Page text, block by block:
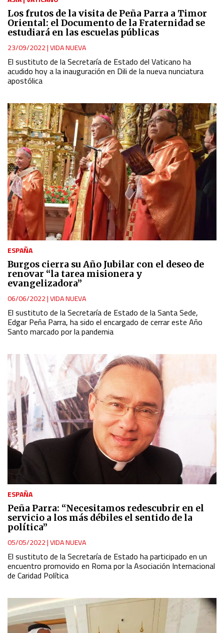
Los frutos de la visita de Peña Parra a Timor
Oriental: el Documento de la Fraternidad se
estudiará en las escuelas públicas
23/09/2022|VIDA NUEVA
El sustituto de la Secretaría de Estado del Vaticano ha
acudido hoy a la inauguración en Dili de la nueva nunciatura
apostólica
ESPAÑA
Burgos cierra su Año Jubilar con el deseo de
renovar “la tarea misionera y
evangelizadora”
06/06/2022|VIDA NUEVA
El sustituto de la Secretaría de Estado de la Santa Sede,
Edgar Peña Parra, ha sido el encargado de cerrar este Año
Santo marcado por la pandemia
ESPAÑA
Peña Parra: “Necesitamos redescubrir en el
servicio a los más débiles el sentido de la
política”
05/05/2022|VIDA NUEVA
El sustituto de la Secretaría de Estado ha participado en un
encuentro promovido en Roma por la Asociación Internacional
de Caridad Política